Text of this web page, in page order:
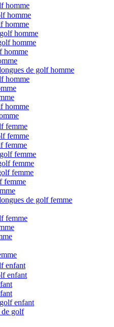
homme
homme
homme
homme
homme
homme
de golf homme
homme
homme
femme
femme
femme
femme
femme
femme
femme
de golf femme
femme
enfant
enfant
enfant
de golf